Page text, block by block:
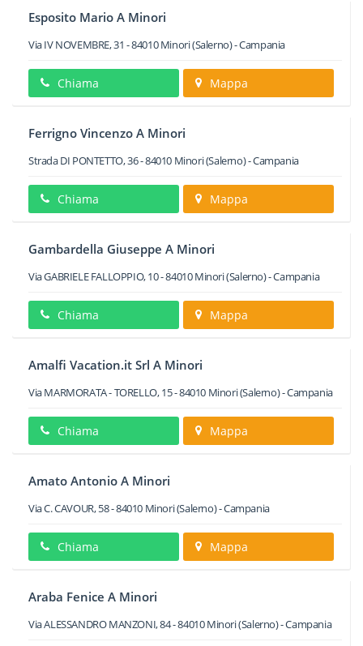
Esposito Mario A Minori
Via IV NOVEMBRE, 31 -84010 Minori(Salerno) -Campania
Chiama Mappa
Ferrigno Vincenzo A Minori
Strada DI PONTETTO, 36-84010 Minori(Salerno) -Campania
Chiama Mappa
Gambardella Giuseppe A Minori
Via GABRIELE FALLOPPIO, 10-84010Minori(Salerno) -Campania
Chiama Mappa
Amalfi Vacation.it Srl A Minori
Via MARMORATA - TORELLO, 15-84010 Minori(Salerno) -Campania
Chiama Mappa
Amato Antonio A Minori
Via C. CAVOUR, 58-84010 Minori(Salerno) -Campania
Chiama Mappa
Araba Fenice A Minori
Via ALESSANDRO MANZONI, 84-84010Minori(Salerno) -Campania